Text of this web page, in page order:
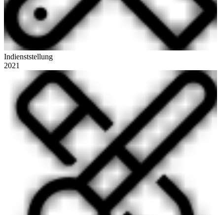
Indienststellung
2021